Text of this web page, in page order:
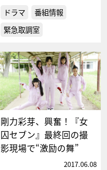
ドラマ
番組情報
緊急取調室
剛力彩芽、興奮！『女
囚セブン』最終回の撮
影現場で“激励の舞”
2017.06.08